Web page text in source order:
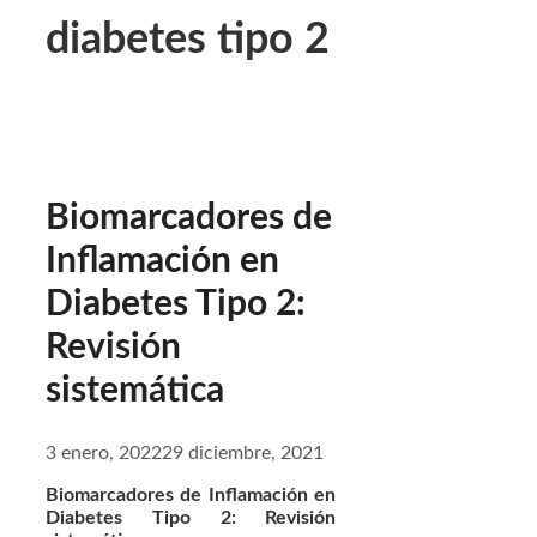
diabetes tipo 2
Biomarcadores de
Inflamación en
Diabetes Tipo 2:
Revisión
sistemática
3 enero, 202229 diciembre, 2021
Biomarcadores de Inflamación en
Diabetes Tipo 2: Revisión